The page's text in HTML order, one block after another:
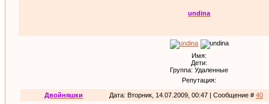
undina
Имя:
Дети:
Группа: Удаленные
Репутация:
Двойняшки Дата: Вторник, 14.07.2009, 00:47 | Сообщение # 40